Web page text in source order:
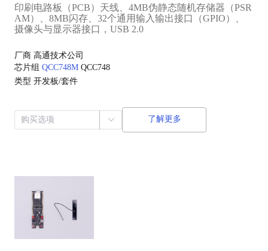
印刷电路板（PCB）天线、4MB伪静态随机存储器（PSR
AM）、8MB闪存、32个通用输入输出接口（GPIO）、
摄像头与显示器接口，USB 2.0
厂商 高通技术公司
芯片组 QCC748M QCC748
类型 开发板/套件
了解更多